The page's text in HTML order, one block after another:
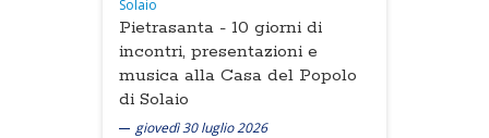
Pietrasanta - 10 giorni di
incontri, presentazioni e
musica alla Casa del Popolo
di Solaio
giovedì 30 luglio 2026